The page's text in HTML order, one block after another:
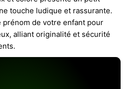
touche ludique et rassurante.
de votre enfant pour
alliant originalité et sécurité